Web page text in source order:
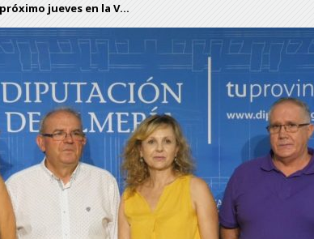
Diputación
de
jueves en la V...